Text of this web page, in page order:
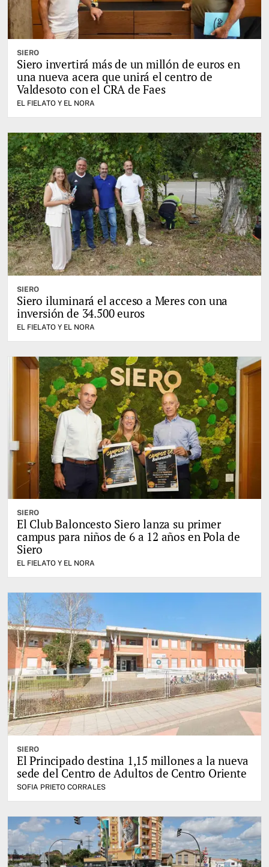
SIERO
Siero invertirá más de un millón de euros en
una nueva acera que unirá el centro de
Valdesoto con el CRA de Faes
EL FIELATO Y EL NORA
SIERO
Siero iluminará el acceso a Meres con una
inversión de 34.500 euros
EL FIELATO Y EL NORA
SIERO
El Club Baloncesto Siero lanza su primer
campus para niños de 6 a 12 años en Pola de
Siero
EL FIELATO Y EL NORA
SIERO
El Principado destina 1,15 millones a la nueva
sede del Centro de Adultos de Centro Oriente
SOFIA PRIETO CORRALES